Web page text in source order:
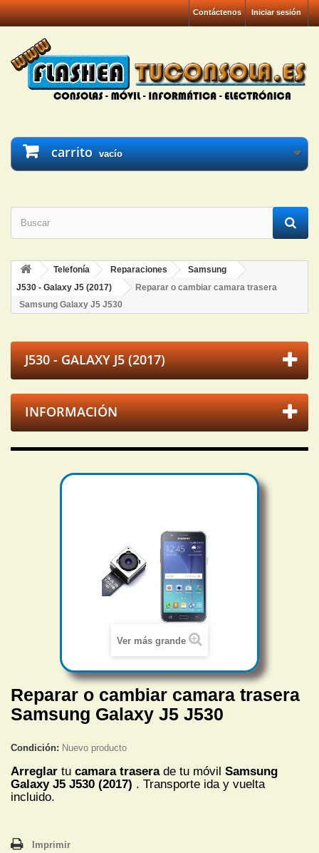
Iniciar sesión
Contáctenos
carrito vacío
Telefonía Reparaciones
Samsung
J530 - Galaxy J5 (2017)
Reparar o cambiar camara trasera
Samsung Galaxy J5 J530
J530 - GALAXY J5 (2017)
INFORMACIÓN
Ver más grande
Reparar o cambiar camara trasera
Samsung Galaxy J5 J530
Condición: Nuevo producto
Arreglar tu camara trasera de tu móvil Samsung
Galaxy J5 J530 (2017) . Transporte ida y vuelta
incluido.
Imprimir